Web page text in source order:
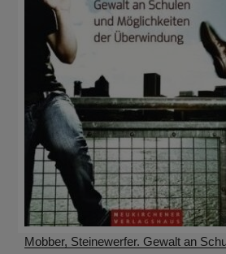
Mobber, Steinewerfer. Gewalt an